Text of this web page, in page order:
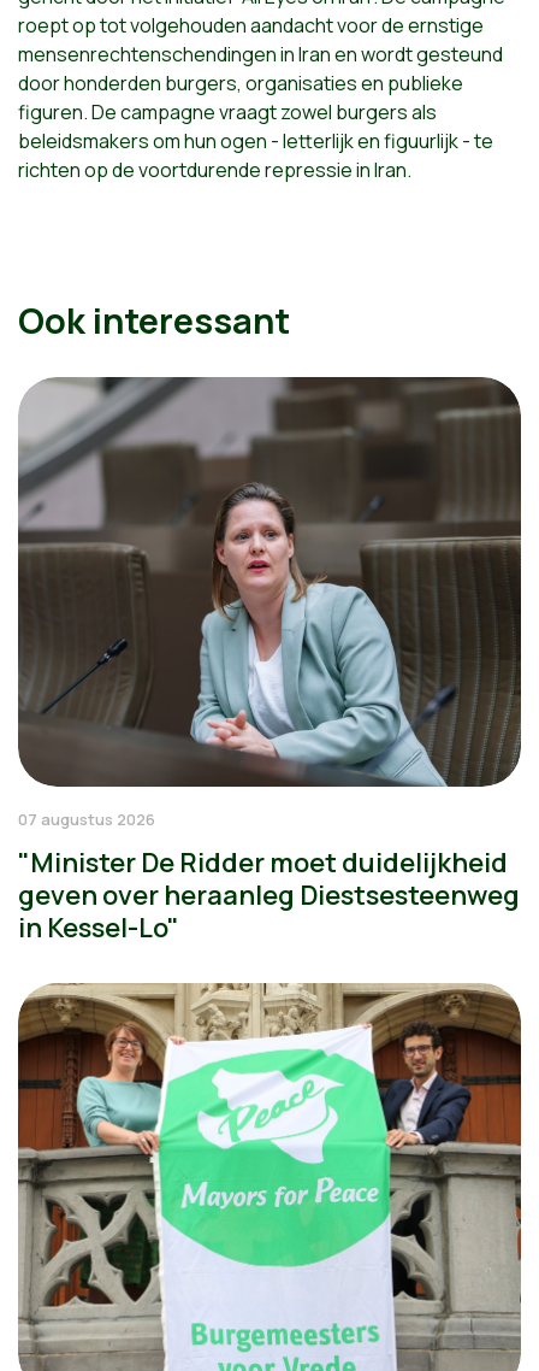
roept op tot volgehouden aandacht voor de ernstige
mensenrechtenschendingen in Iran en wordt gesteund
door honderden burgers, organisaties en publieke
figuren. De campagne vraagt zowel burgers als
beleidsmakers om hun ogen - letterlijk en figuurlijk - te
richten op de voortdurende repressie in Iran. ​
Ook interessant
07 augustus 2026
"Minister De Ridder moet duidelijkheid
geven over heraanleg Diestsesteenweg
in Kessel-Lo"